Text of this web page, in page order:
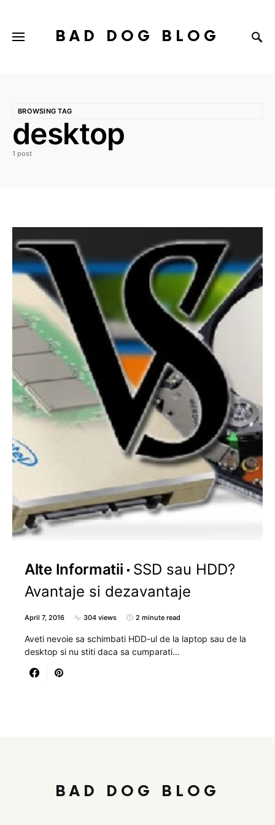
BAD DOG BLOG
BROWSING TAG
desktop
1 post
Alte Informatii
SSD sau HDD?
Avantaje si dezavantaje
April 7, 2016 304 views 2 minute read
Aveti nevoie sa schimbati HDD-ul de la laptop sau de la
desktop si nu stiti daca sa cumparati…
BAD DOG BLOG